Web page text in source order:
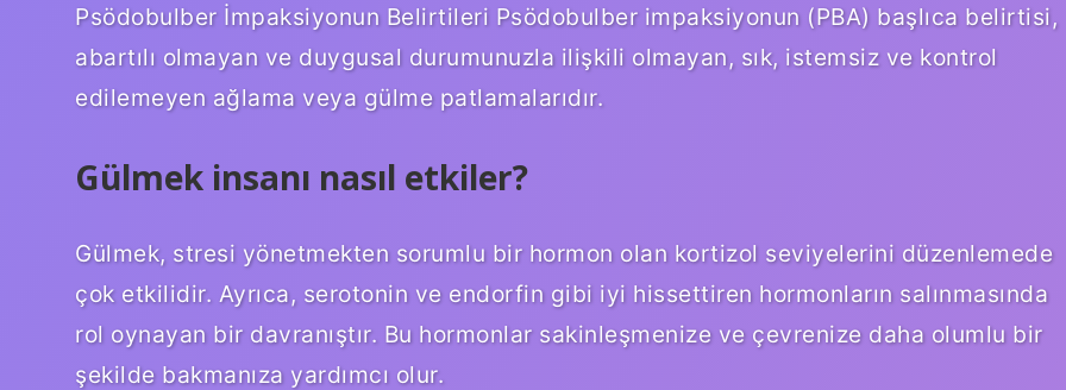
Psödobulber İmpaksiyonun Belirtileri Psödobulber impaksiyonun (PBA) başlıca belirtisi,
abartılı olmayan ve duygusal durumunuzla ilişkili olmayan, sık, istemsiz ve kontrol
edilemeyen ağlama veya gülme patlamalarıdır.
Gülmek insanı nasıl etkiler?
Gülmek, stresi yönetmekten sorumlu bir hormon olan kortizol seviyelerini düzenlemede
çok etkilidir. Ayrıca, serotonin ve endorfin gibi iyi hissettiren hormonların salınmasında
rol oynayan bir davranıştır. Bu hormonlar sakinleşmenize ve çevrenize daha olumlu bir
şekilde bakmanıza yardımcı olur.